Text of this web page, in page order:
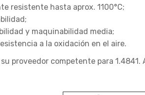
resistente hasta aprox. 1100°C;
y maquinabilidad media;
a la oxidación en el aire.
su proveedor competente para